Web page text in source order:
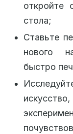
откройте
стола;
Ставьте
нового
быстро